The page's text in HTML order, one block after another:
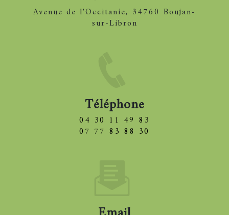
avenue de l'Occitanie, 34760 Boujan-
sur-Libron
Téléphone
04 30 11 49 83
07 77 83 88 30